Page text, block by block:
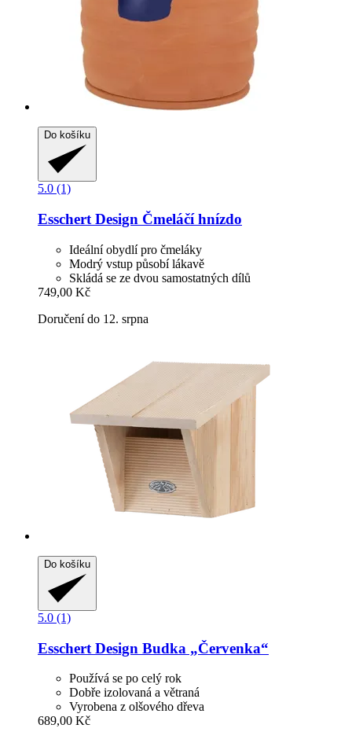
Do košíku
5.0 (1)
Esschert Design Čmeláčí hnízdo
Ideální obydlí pro čmeláky
Modrý vstup působí lákavě
Skládá se ze dvou samostatných dílů
749,00 Kč
Doručení do 12. srpna
Do košíku
5.0 (1)
Esschert Design Budka „Červenka“
Používá se po celý rok
Dobře izolovaná a větraná
Vyrobena z olšového dřeva
689,00 Kč